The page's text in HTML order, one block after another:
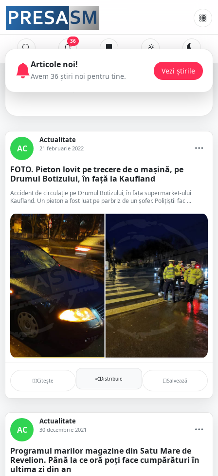
36
Kaufland
AC
Actualitate
21 februarie 2022
FOTO. Pieton lovit pe trecere de o mașină, pe
Drumul Botizului, în față la Kaufland
Accident de circulație pe Drumul Botizului, în fața supermarket-ului
Kaufland. Un pieton a fost luat pe parbriz de un șofer. Polițiștii fac ...
Citește Distribuie Salvează
AC
Actualitate
30 decembrie 2021
Programul marilor magazine din Satu Mare de
Revelion. Până la ce oră poți face cumpărături în
ultima zi din an